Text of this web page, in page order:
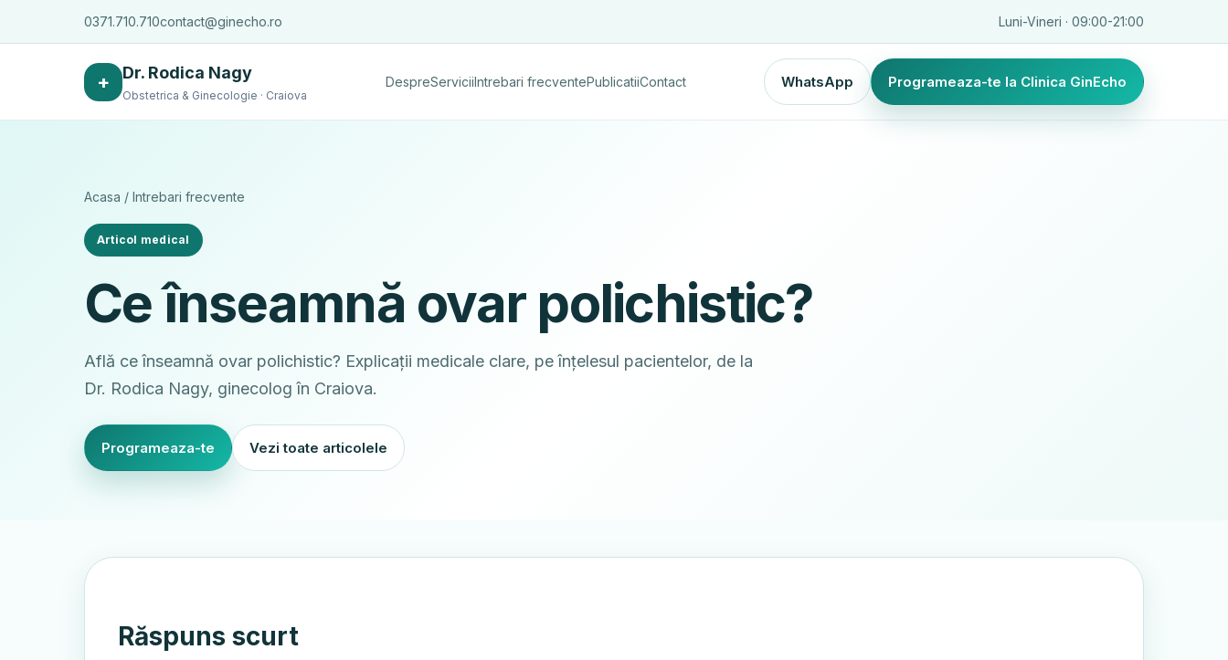
0371.710.710contact@ginecho.ro Luni-Vineri · 09:00-21:00
+ Dr. Rodica Nagy
Obstetrica & Ginecologie · Craiova
DespreServiciiIntrebari frecventePublicatiiContact WhatsApp Programeaza-te la Clinica GinEcho
Acasa / Intrebari frecvente
Articol medical
Ce înseamnă ovar polichistic?
Află ce înseamnă ovar polichistic? Explicații medicale clare, pe înțelesul pacientelor, de la
Dr. Rodica Nagy, ginecolog în Craiova.
Programeaza-te Vezi toate articolele
Răspuns scurt